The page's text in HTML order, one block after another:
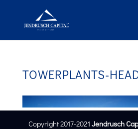
TOWERPLANTS-
Copyright 2017-2021 Jendrusch